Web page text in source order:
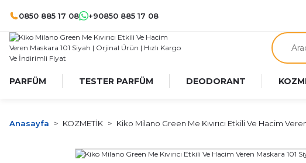
0850 885 17 08 +90850 885 17 08
PARFÜM TESTER PARFÜM DEODORANT
Anasayfa KOZMETİK Kiko Milano Green Me Kıvırıcı Etkili Ve Hacim